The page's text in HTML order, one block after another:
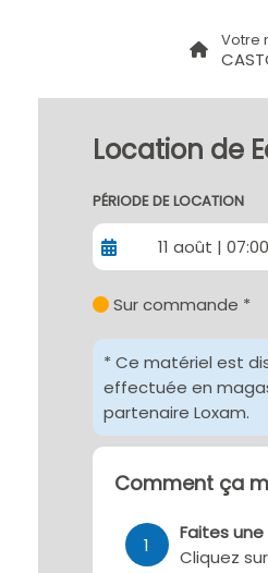
Votre
Location de
PÉRIODE DE LOCATION
11 août | 07:00
Sur commande *
* Ce matériel est
effectuée en
partenaire Loxam.
Comment ça
1
Faites
Cliquez